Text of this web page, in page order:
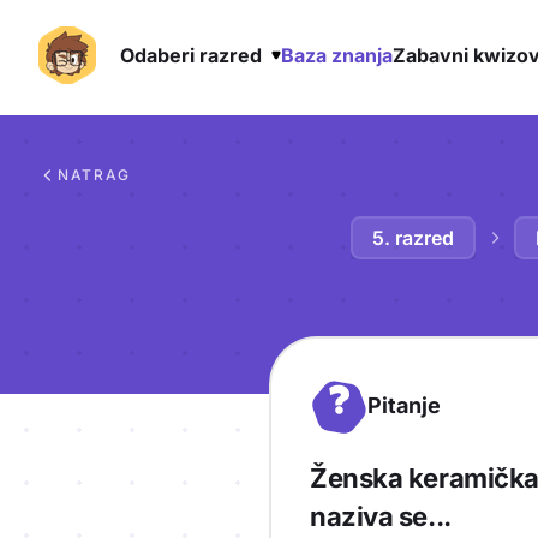
Odaberi razred Baza znanjaZabavni
NATRAG
5. razred
? Pitanje
Ženska
naziva se...